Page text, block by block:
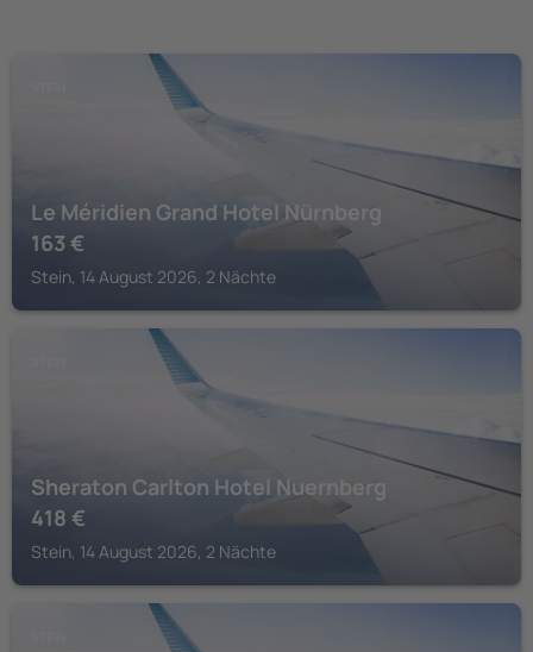
Le Méridien Grand Hotel Nürnberg
163 €
Stein, 14 August 2026, 2 Nächte
Sheraton Carlton Hotel Nuernberg
418 €
Stein, 14 August 2026, 2 Nächte